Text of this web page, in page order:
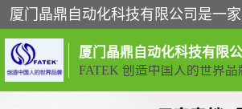
厦门晶鼎自动化科技有限
FATEK 创造中国人的世界品